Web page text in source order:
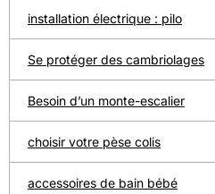
installation électrique : pilo
Se protéger des cambriolages
Besoin d’un monte-escalier
choisir votre pèse colis
accessoires de bain bébé